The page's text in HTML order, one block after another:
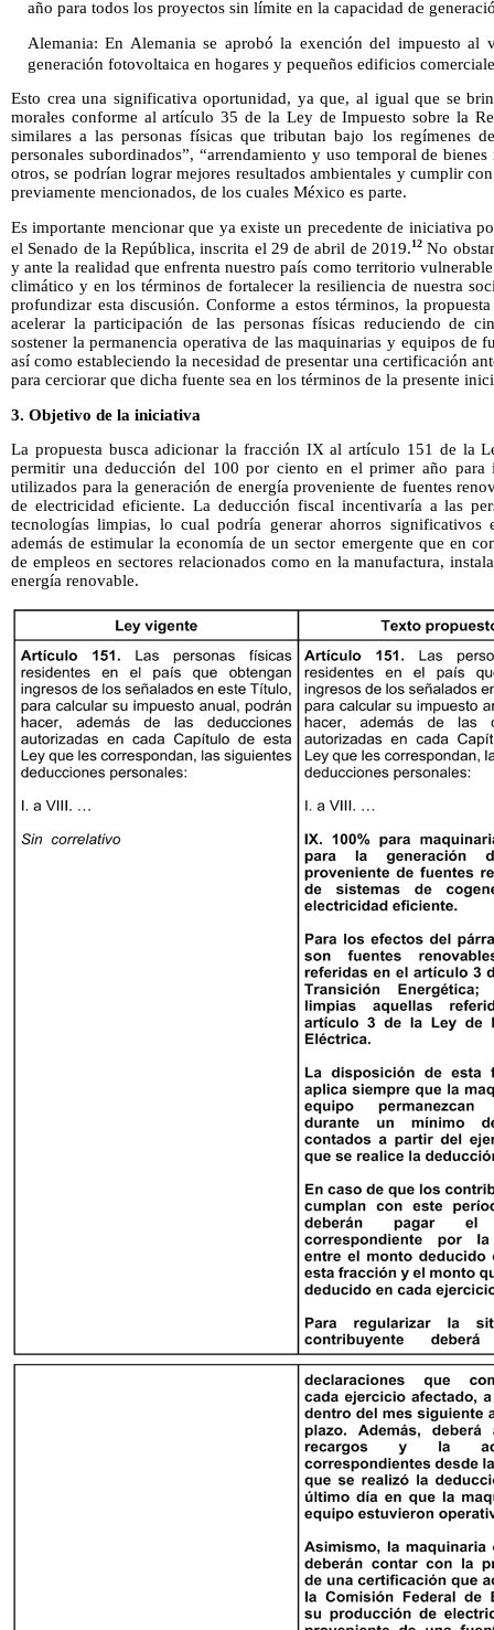
año para todos los proyectos sin límite en la capacidad de
Alemania: En Alemania se aprobó la exención del impuesto al
generación fotovoltaica en hogares y pequeños edificios
Esto crea una significativa oportunidad, ya que, al igual que se
morales conforme al artículo 35 de la Ley de Impuesto sobre la
similares a las personas físicas que tributan bajo los regímenes
personales subordinados”, “arrendamiento y uso temporal de
otros, se podrían lograr mejores resultados ambientales y cumplir
previamente mencionados, de los cuales México es parte.
Es importante mencionar que ya existe un precedente de iniciativa
el Senado de la República, inscrita el 29 de abril de 2019.12 No
y ante la realidad que enfrenta nuestro país como territorio
climático y en los términos de fortalecer la resiliencia de nuestra
profundizar esta discusión. Conforme a estos términos, la
acelerar la participación de las personas físicas reduciendo de
sostener la permanencia operativa de las maquinarias y equipos de
así como estableciendo la necesidad de presentar una certificación
para cerciorar que dicha fuente sea en los términos de la presente
3. Objetivo de la iniciativa
La propuesta busca adicionar la fracción IX al artículo 151 de la
permitir una deducción del 100 por ciento en el primer año para
utilizados para la generación de energía proveniente de fuentes
de electricidad eficiente. La deducción fiscal incentivaría a las
tecnologías limpias, lo cual podría generar ahorros significativos
además de estimular la economía de un sector emergente que en
de empleos en sectores relacionados como en la manufactura,
energía renovable.